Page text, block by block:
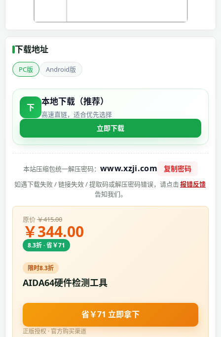
下载地址
PC版 Android版
下
本地下载（推荐）
高速直链，适合优先选择
立即下载
本站压缩包统一解压密码：www.xzji.com 复制密码
如遇下载失败 / 链接失效 / 提取码或解压密码错误，请点击报错反馈
告知我们。
原价￥415.00
￥344.00
8.3折 · 省￥71
限时8.3折
AIDA64硬件检测工具
省￥71 立即拿下
正版授权 · 官方购买渠道